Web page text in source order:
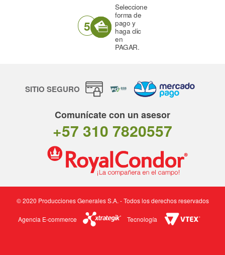
5
Seleccione
forma de
pago y
haga clic
en
PAGAR.
SITIO SEGURO
Comunícate con un asesor
+57 310 7820557
© 2020 Producciones Generales S.A. - Todos los derechos reservados
Agencia E-commerce Tecnología